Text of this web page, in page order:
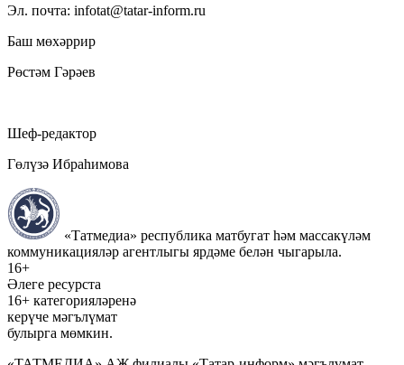
Эл. почта: infotat@tatar-inform.ru
Баш мөхәррир
Рөстәм Гәрәев
Шеф-редактор
Гөлүзә Ибраһимова
«Татмедиа» республика матбугат һәм массакүләм
коммуникацияләр агентлыгы ярдәме белән чыгарыла.
16+
Әлеге ресурста
16+ категорияләренә
керүче мәгълүмат
булырга мөмкин.